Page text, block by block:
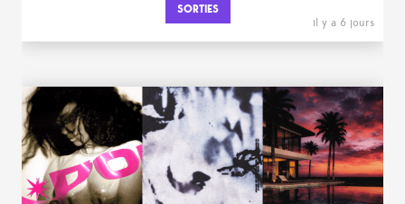
SORTIES
il y a 6 jours